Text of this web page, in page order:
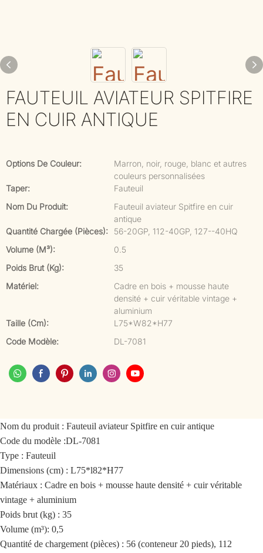
FAUTEUIL AVIATEUR SPITFIRE
EN CUIR ANTIQUE
Options De Couleur:
Marron, noir, rouge, blanc et autres
couleurs personnalisées
Taper:
Fauteuil
Nom Du Produit:
Fauteuil aviateur Spitfire en cuir
antique
Quantité Chargée (pièces):
56-20GP, 112-40GP, 127--40HQ
Volume (m³):
0.5
Poids Brut (kg):
35
Matériel:
Cadre en bois + mousse haute
densité + cuir véritable vintage +
aluminium
Taille (cm):
L75*W82*H77
Code Modèle:
DL-7081
Nom du produit : Fauteuil aviateur Spitfire en cuir antique
Code du modèle :DL-7081
Type : Fauteuil
Dimensions (cm) : L75*l82*H77
Matériaux : Cadre en bois + mousse haute densité + cuir véritable
vintage + aluminium
Poids brut (kg) : 35
Volume (m³): 0,5
Quantité de chargement (pièces) : 56 (conteneur 20 pieds), 112